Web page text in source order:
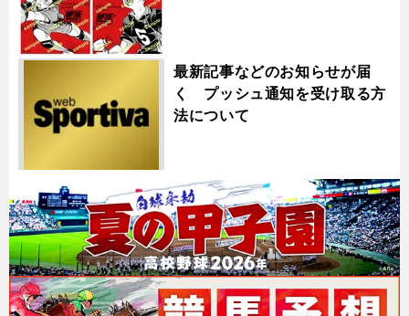
最新記事などのお知らせが届
く プッシュ通知を受け取る方
法について